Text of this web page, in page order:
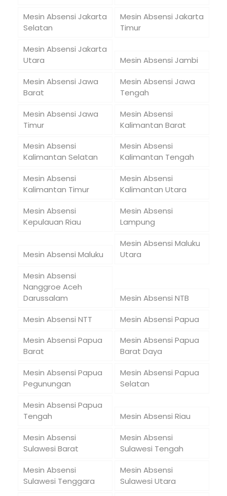
Mesin Absensi Jakarta
Selatan
Mesin Absensi Jakarta
Timur
Mesin Absensi Jakarta
Utara
Mesin Absensi Jambi
Mesin Absensi Jawa
Barat
Mesin Absensi Jawa
Tengah
Mesin Absensi Jawa
Timur
Mesin Absensi
Kalimantan Barat
Mesin Absensi
Kalimantan Selatan
Mesin Absensi
Kalimantan Tengah
Mesin Absensi
Kalimantan Timur
Mesin Absensi
Kalimantan Utara
Mesin Absensi
Kepulauan Riau
Mesin Absensi
Lampung
Mesin Absensi Maluku
Mesin Absensi Maluku
Utara
Mesin Absensi
Nanggroe Aceh
Darussalam
Mesin Absensi NTB
Mesin Absensi NTT
Mesin Absensi Papua
Mesin Absensi Papua
Barat
Mesin Absensi Papua
Barat Daya
Mesin Absensi Papua
Pegunungan
Mesin Absensi Papua
Selatan
Mesin Absensi Papua
Tengah
Mesin Absensi Riau
Mesin Absensi
Sulawesi Barat
Mesin Absensi
Sulawesi Tengah
Mesin Absensi
Sulawesi Tenggara
Mesin Absensi
Sulawesi Utara